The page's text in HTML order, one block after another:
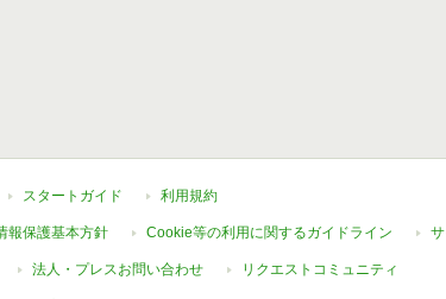
スタートガイド 利用規約
報保護基本方針 Cookie等の利用に関するガイドライン
法人・プレスお問い合わせ リクエストコミュニティ